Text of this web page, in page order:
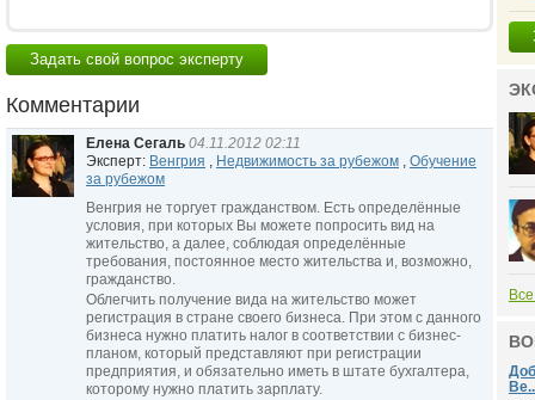
Задать свой вопрос эксперту
Комментарии
Елена Сегаль 04.11.2012 02:11
Эксперт: Венгрия , Недвижимость за рубежом , Обучение
за рубежом
Венгрия не торгует гражданством. Есть определённые
условия, при которых Вы можете попросить вид на
жительство, а далее, соблюдая определённые
требования, постоянное место жительства и, возможно,
гражданство.
Облегчить получение вида на жительство может
регистрация в стране своего бизнеса. При этом с данного
бизнеса нужно платить налог в соответствии с бизнес-
планом, который представляют при регистрации
предприятия, и обязательно иметь в штате бухгалтера,
которому нужно платить зарплату.